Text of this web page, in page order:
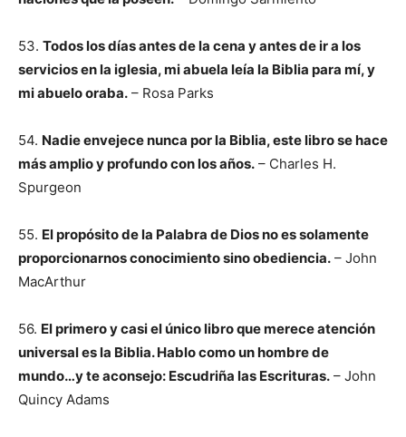
53. Todos los días antes de la cena y antes de ir a los
servicios en la iglesia, mi abuela leía la Biblia para mí, y
mi abuelo oraba. – Rosa Parks
54. Nadie envejece nunca por la Biblia, este libro se hace
más amplio y profundo con los años. – Charles H.
Spurgeon
55. El propósito de la Palabra de Dios no es solamente
proporcionarnos conocimiento sino obediencia. – John
MacArthur
56. El primero y casi el único libro que merece atención
universal es la Biblia. Hablo como un hombre de
mundo…y te aconsejo: Escudriña las Escrituras. – John
Quincy Adams